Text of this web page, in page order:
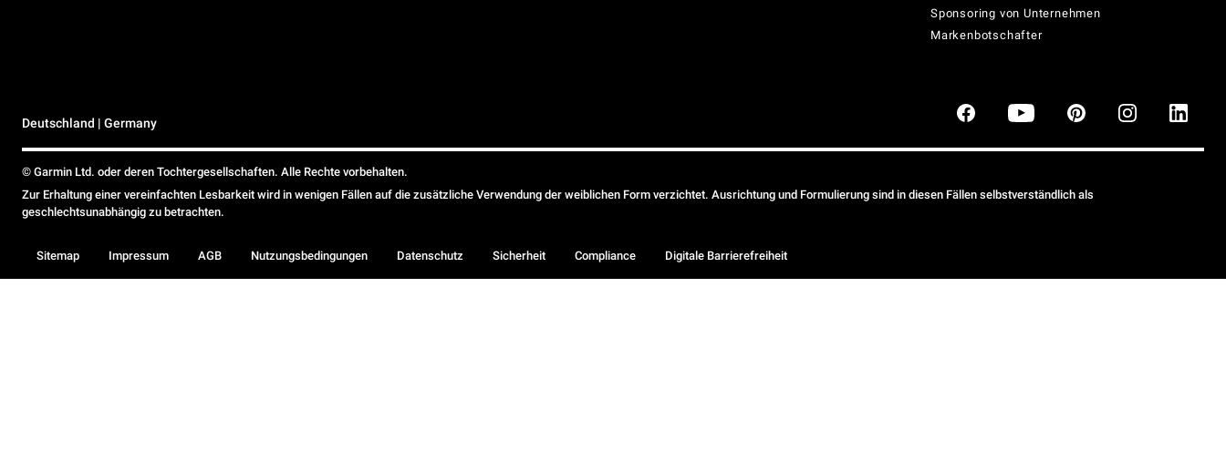
Sponsoring von Unternehmen
Markenbotschafter
Deutschland | Germany
© Garmin Ltd. oder deren Tochtergesellschaften. Alle Rechte vorbehalten.
Zur Erhaltung einer vereinfachten Lesbarkeit wird in wenigen Fällen auf die zusätzliche Verwendung der weiblichen Form verzichtet. Ausrichtung und Formulierung sind in diesen Fällen selbstverständlich als
geschlechtsunabhängig zu betrachten.
Sitemap Impressum AGB Nutzungsbedingungen Datenschutz Sicherheit Compliance Digitale Barrierefreiheit